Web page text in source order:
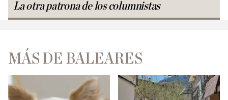
La otra patrona de los columnistas
MÁS DE BALEARES